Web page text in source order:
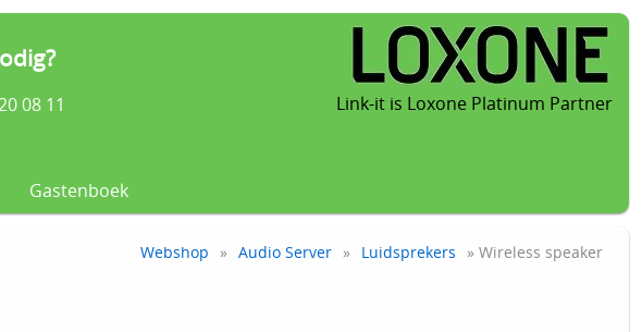
08 11 Link-it is Loxone Platinum Partner
Gastenboek
Webshop » Audio Server » Luidsprekers » Wireless speaker